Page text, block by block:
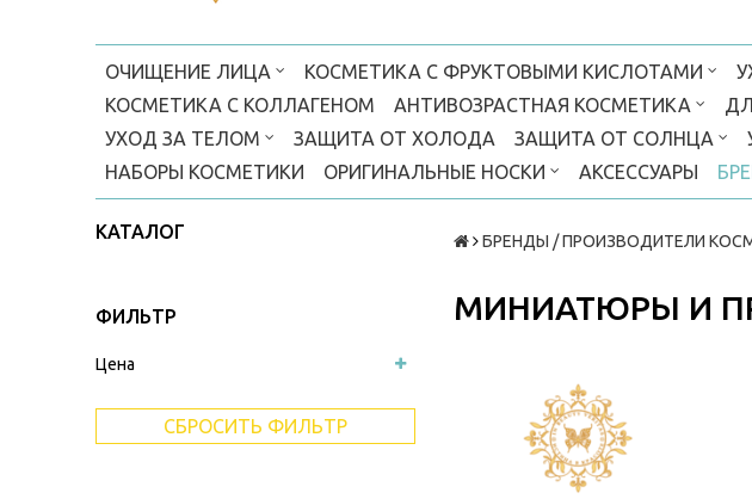
ОЧИЩЕНИЕ ЛИЦА КОСМЕТИКА С ФРУКТОВЫМИ КИСЛОТАМИ
КОСМЕТИКА С КОЛЛАГЕНОМ
АНТИВОЗРАСТНАЯ КОСМЕТИКА
УХОД ЗА ТЕЛОМ
ЗАЩИТА ОТ ХОЛОДА ЗАЩИТА ОТ СОЛНЦА
НАБОРЫ КОСМЕТИКИ
ОРИГИНАЛЬНЫЕ НОСКИ АКСЕССУАРЫ
КАТАЛОГ
ФИЛЬТР
Цена
СБРОСИТЬ ФИЛЬТР
БРЕНДЫ / ПРОИЗВОДИТЕЛИ
МИНИАТЮРЫ И